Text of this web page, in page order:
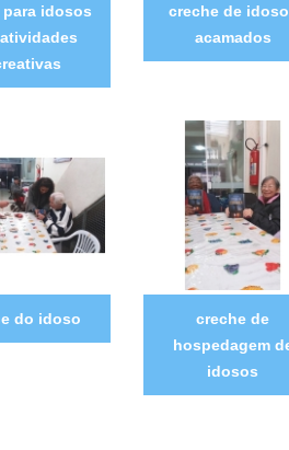
idosos
creche de
acamados
do idoso
creche de
hospedagem
idosos